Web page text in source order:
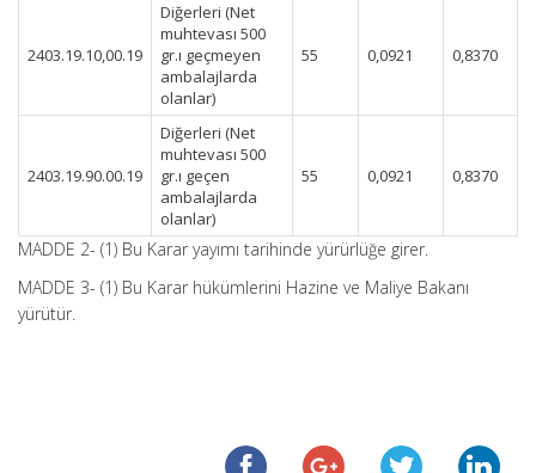
2403.19.10,00.19
Diğerleri (Net
muhtevası 500
gr.ı geçmeyen
ambalajlarda
olanlar)
55 0,0921 0,8370
2403.19.90.00.19
Diğerleri (Net
muhtevası 500
gr.ı geçen
ambalajlarda
olanlar)
55 0,0921 0,8370
MADDE 2- (1) Bu Karar yayımı tarihinde yürürlüğe girer.
MADDE 3- (1) Bu Karar hükümlerini Hazine ve Maliye Bakanı
yürütür.